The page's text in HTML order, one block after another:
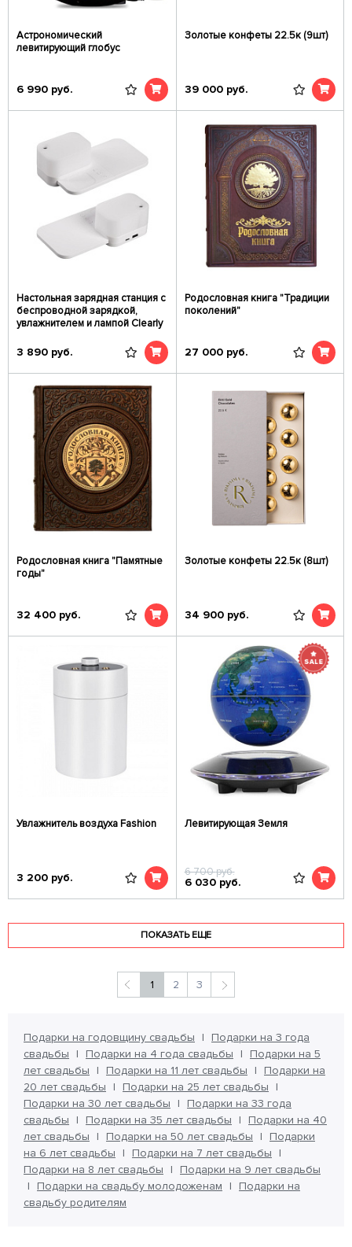
Астрономический
левитирующий глобус
6 990 руб.
Золотые конфеты 22.5к (9шт)
39 000 руб.
Настольная зарядная станция с
беспроводной зарядкой,
увлажнителем и лампой Clearly
3 890 руб.
Родословная книга "Традиции
поколений"
27 000 руб.
Родословная книга "Памятные
годы"
32 400 руб.
Золотые конфеты 22.5к (8шт)
34 900 руб.
Увлажнитель воздуха Fashion
3 200 руб.
Левитирующая Земля
6 700руб.
6 030 руб.
ПОКАЗАТЬ ЕЩЕ
1 2 3
Подарки на годовщину свадьбы
Подарки на 3 года
свадьбы
Подарки на 4 года свадьбы
Подарки на 5
лет свадьбы
Подарки на 11 лет свадьбы
Подарки на
20 лет свадьбы
Подарки на 25 лет свадьбы
Подарки на 30 лет свадьбы
Подарки на 33 года
свадьбы
Подарки на 35 лет свадьбы
Подарки на 40
лет свадьбы
Подарки на 50 лет свадьбы
Подарки
на 6 лет свадьбы
Подарки на 7 лет свадьбы
Подарки на 8 лет свадьбы
Подарки на 9 лет свадьбы
Подарки на свадьбу молодоженам
Подарки на
свадьбу родителям